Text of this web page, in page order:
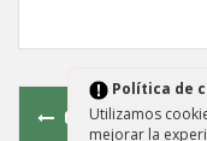
PostsOLDER POSTS
Polí­tica de
Utilizamos
mejorar la